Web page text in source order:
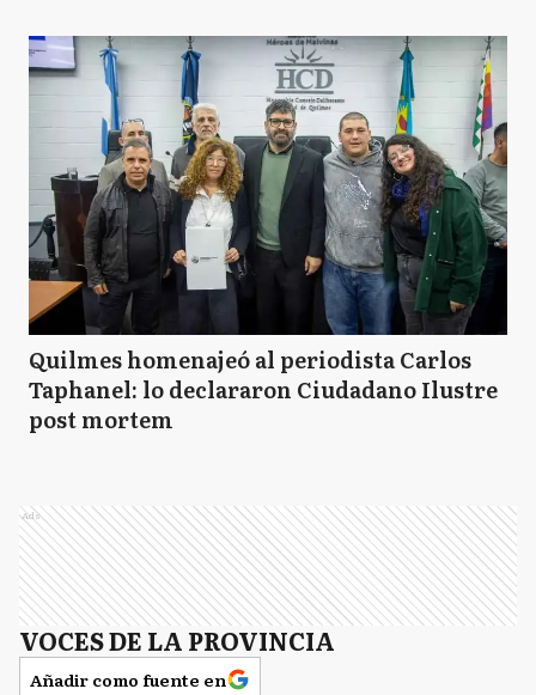
Quilmes homenajeó al periodista Carlos
Taphanel: lo declararon Ciudadano Ilustre
post mortem
Ads
VOCES DE LA PROVINCIA
Añadir como fuente en